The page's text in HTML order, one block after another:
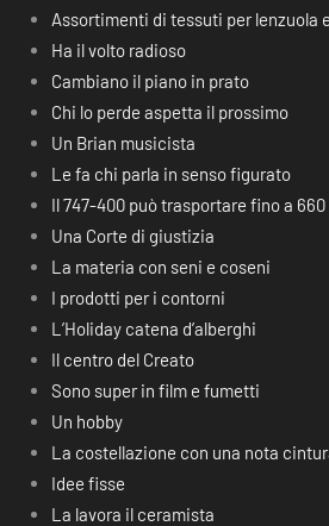
Assortimenti di tessuti per lenzuola
Ha il volto radioso
Cambiano il piano in prato
Chi lo perde aspetta il prossimo
Un Brian musicista
Le fa chi parla in senso figurato
Il 747-400 può trasportare fino a
Una Corte di giustizia
La materia con seni e coseni
I prodotti per i contorni
L’Holiday catena d’alberghi
Il centro del Creato
Sono super in film e fumetti
Un hobby
La costellazione con una nota
Idee fisse
La lavora il ceramista